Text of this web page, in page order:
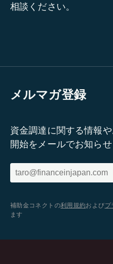
相談ください。
メルマガ登録
資金調達に関する情報
開始をメールでお知らせ
補助金コネクトの利用規約およびプ
ます